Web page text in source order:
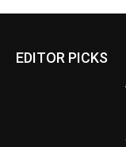
EDITOR PICKS